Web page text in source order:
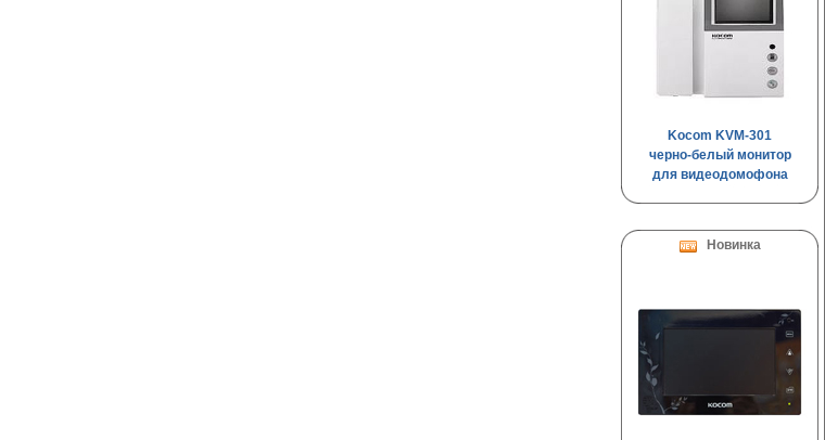
Kocom KVM-301
черно-белый монитор
для видеодомофона
Новинка